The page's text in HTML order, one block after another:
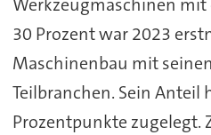
30 Prozent war 2023
Maschinenbau mit
Teilbranchen. Sein Anteil
Prozentpunkte zugelegt.